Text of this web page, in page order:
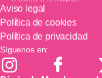
Aviso legal
Política de cookies
Política de privacidad
Síguenos en: